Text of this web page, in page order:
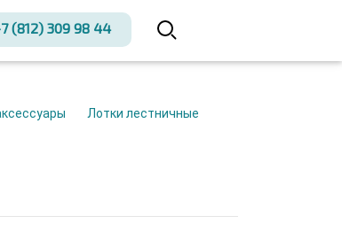
(812) 309 98 44
Лотки лестничные